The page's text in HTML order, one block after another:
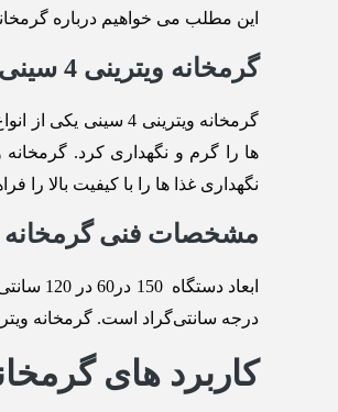
این مطلب می خواهیم درباره گرمخانه ویترینی 4
گرمخانه ویترینی 4 سینی چیست؟
نگهداری غذا ها را با کیفیت بالا را
مشخصات فنی گرمخانه
درجه سانتی‌گراد است. گرمخانه
کاربرد های گرمخانه